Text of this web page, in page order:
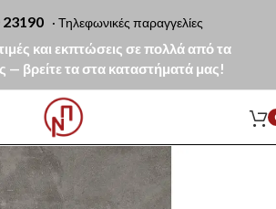
· Τηλεφωνικές παραγγελίες
και εκπτώσεις σε πολλά από τα
— βρείτε τα στα καταστήματά μας!